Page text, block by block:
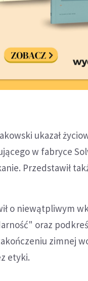
ukazał
w fabryce
Przedstawił
o niewątpliwym
oraz
zimnej
etyki.